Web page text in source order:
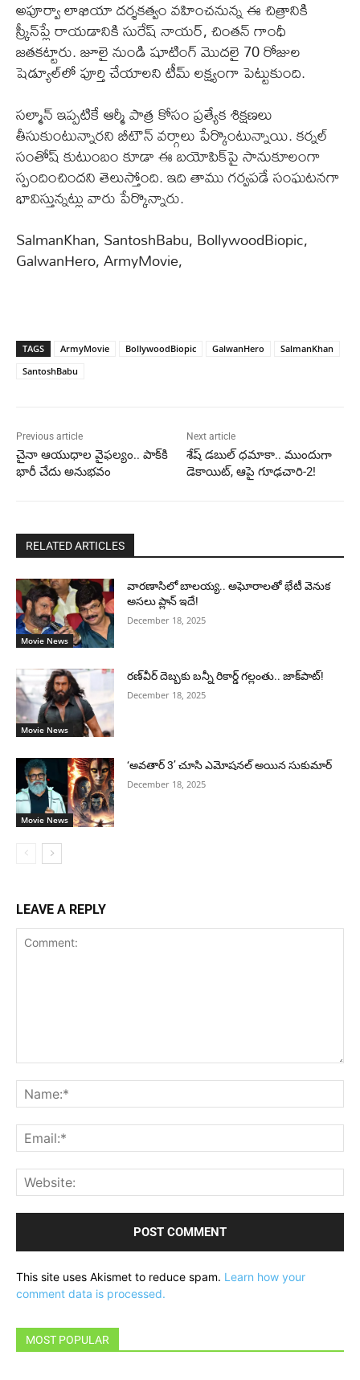
అపూర్వా లాఖియా దర్శకత్వం వహించనున్న ఈ చిత్రానికి
స్క్రీన్‌ప్లే రాయడానికి సురేష్ నాయర్, చింతన్ గాంధీ
జతకట్టారు. జూలై నుండి షూటింగ్ మొదలై 70 రోజుల
షెడ్యూల్‌లో పూర్తి చేయాలని టీమ్ లక్ష్యంగా పెట్టుకుంది.
సల్మాన్ ఇప్పటికే ఆర్మీ పాత్ర కోసం ప్రత్యేక శిక్షణలు
తీసుకుంటున్నారని బీటౌన్ వర్గాలు పేర్కొంటున్నాయి. కర్నల్
సంతోష్ కుటుంబం కూడా ఈ బయోపిక్‌పై సానుకూలంగా
స్పందించిందని తెలుస్తోంది. ఇది తాము గర్వపడే సంఘటనగా
భావిస్తున్నట్లు వారు పేర్కొన్నారు.
SalmanKhan, SantoshBabu, BollywoodBiopic,
GalwanHero, ArmyMovie,
TAGS ArmyMovie BollywoodBiopic GalwanHero
SalmanKhan
SantoshBabu
Previous article
చైనా ఆయుధాల వైఫల్యం.. పాక్‌కి
భారీ చేదు అనుభవం
Next article
శేష్‌ డబుల్ ధమాకా.. ముందుగా
డెకాయిట్, ఆపై గూఢచారి-2!
RELATED ARTICLES
Movie News
వారణాసిలో బాలయ్య.. అఘోరాలతో భేటీ వెనుక
అసలు ప్లాన్ ఇదే!
December 18, 2025
Movie News
రణ్‌వీర్ దెబ్బకు బన్నీ రికార్డ్ గల్లంతు.. జాక్‌పాట్!
December 18, 2025
Movie News
‘అవతార్ 3’ చూసి ఎమోషనల్ అయిన సుకుమార్
December 18, 2025
LEAVE A REPLY
This site uses Akismet to reduce spam. Learn how your
comment data is processed.
MOST POPULAR